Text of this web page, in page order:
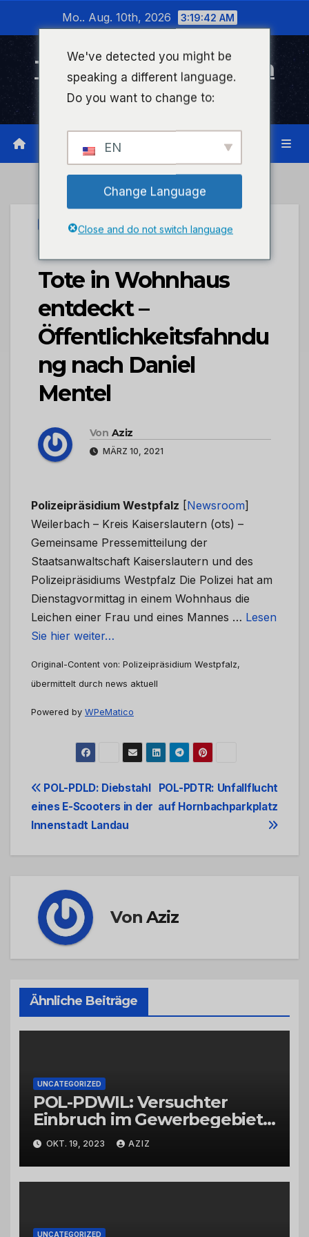
wechseln
Mo.. Aug. 10th, 2026 3:19:42 AM
Timeline Bad Kreuznach
Infonetzwerk für Bad Kreuznach
UNCATEGORIZED
POL-PPWP: Zwei
Tote in Wohnhaus
entdeckt –
Öffentlichkeitsfahndu
ng nach Daniel
Mentel
Von Aziz
MÄRZ 10, 2021
Polizeipräsidium Westpfalz [Newsroom]
Weilerbach – Kreis Kaiserslautern (ots) –
Gemeinsame Pressemitteilung der
Staatsanwaltschaft Kaiserslautern und des
Polizeipräsidiums Westpfalz Die Polizei hat am
Dienstagvormittag in einem Wohnhaus die
Leichen einer Frau und eines Mannes … Lesen
Sie hier weiter…
Original-Content von: Polizeipräsidium Westpfalz,
übermittelt durch news aktuell
Powered by WPeMatico
Beitrags-
Navigation
POL-PDTR: Unfallflucht
auf Hornbachparkplatz
POL-PDLD: Diebstahl
eines E-Scooters in der
Innenstadt Landau
VonAziz
Ähnliche Beiträge
UNCATEGORIZED
POL-PDWIL: Versuchter
Einbruch im Gewerbegebiet
Wittlich
OKT. 19, 2023 AZIZ
UNCATEGORIZED
We've detected you might be
speaking a different language.
Do you want to change to:
EN
Change Language
Close and do not switch language